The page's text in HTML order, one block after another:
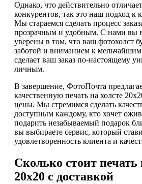
Однако, что действительно
конкурентов, так это наш подход к
Мы стараемся сделать процесс
прозрачным и удобным. С нами вы
уверены в том, что ваш фотохолст
заботой и вниманием к мельчайшим
сделает ваш заказ по-настоящему
личным.
В завершение, ФотоПочта
качественную печать на холсте
цены. Мы стремимся сделать
доступным каждому, кто хочет
подарить незабываемый подарок
вы выбираете сервис, который
удовлетворенность клиента и
Сколько стоит печать
20х20 с доставкой